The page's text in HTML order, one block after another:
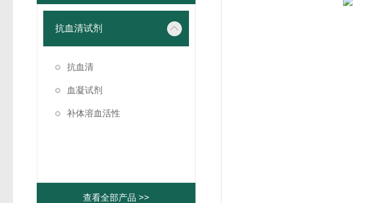
抗血清试剂
抗血清
血凝试剂
补体溶血活性
查看全部产品 >>